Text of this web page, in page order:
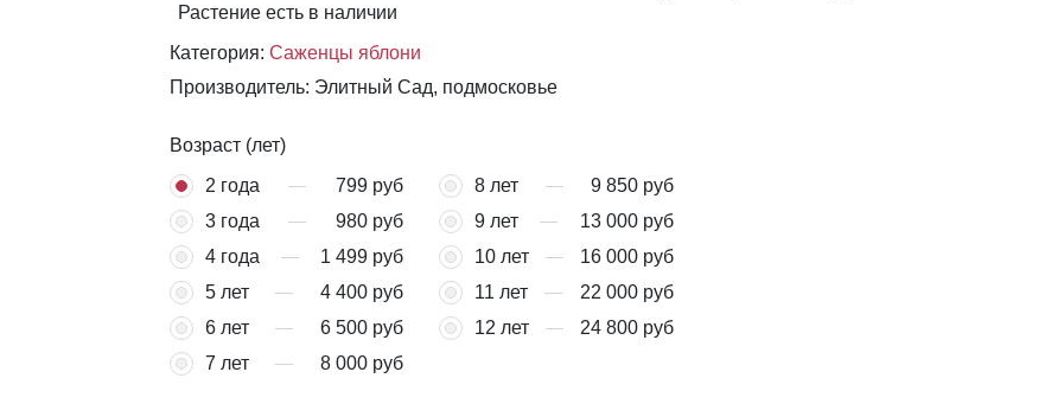
Растение есть в наличии
Категория: Саженцы яблони
Производитель: Элитный Сад, подмосковье
Возраст (лет)
2 года
799 руб
3 года
980 руб
4 года
1 499 руб
5 лет
4 400 руб
6 лет
6 500 руб
7 лет
8 000 руб
8 лет
9 850 руб
9 лет
13 000 руб
10 лет
16 000 руб
11 лет
22 000 руб
12 лет
24 800 руб